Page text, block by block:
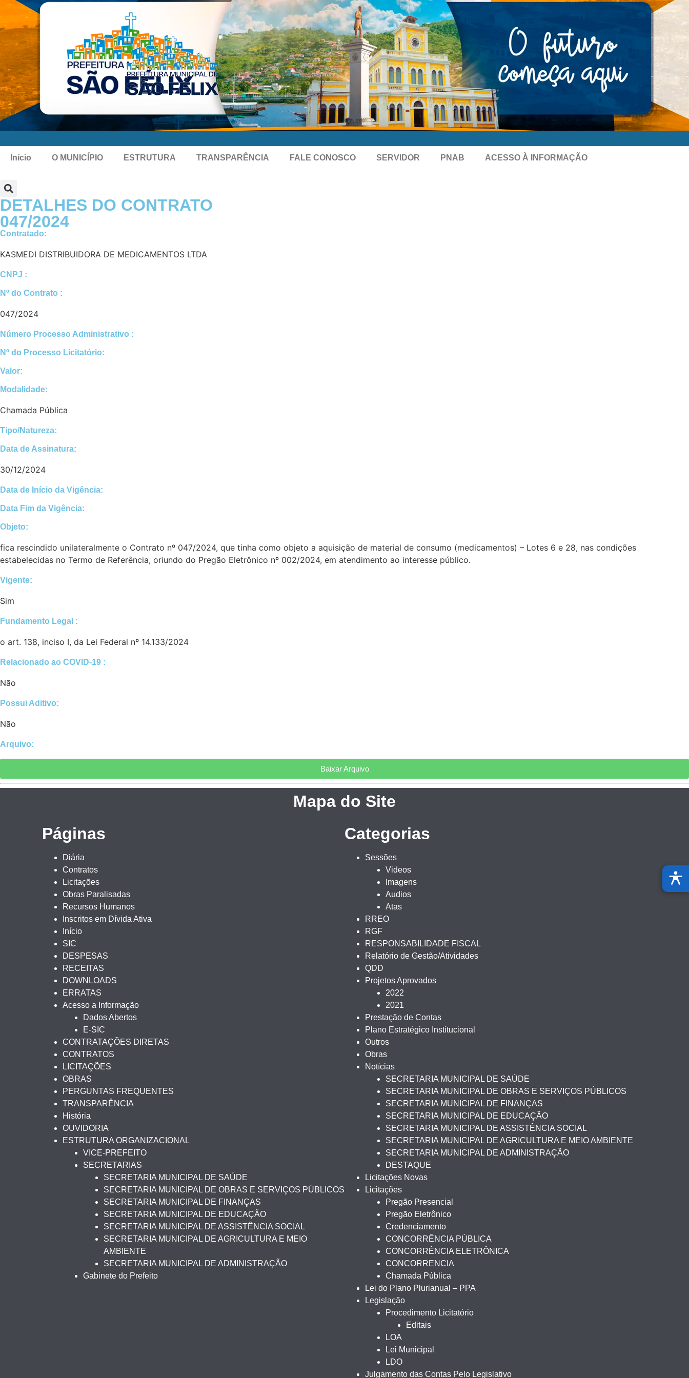
Início O MUNICÍPIO ESTRUTURA TRANSPARÊNCIA FALE CONOSCO SERVIDOR PNAB ACESSO À INFORMAÇÃO
DETALHES DO CONTRATO​
047/2024
Contratado:
KASMEDI DISTRIBUIDORA DE MEDICAMENTOS LTDA
CNPJ :
Nº do Contrato :
047/2024
Número Processo Administrativo :
Nº do Processo Licitatório:
Valor:
Modalidade:
Chamada Pública
Tipo/Natureza:
Data de Assinatura:
30/12/2024
Data de Início da Vigência:
Data Fim da Vigência:
Objeto:
fica rescindido unilateralmente o Contrato nº 047/2024, que tinha como objeto a aquisição de material de consumo (medicamentos) – Lotes 6 e 28, nas condições
estabelecidas no Termo de Referência, oriundo do Pregão Eletrônico nº 002/2024, em atendimento ao interesse público.
Vigente:
Sim
Fundamento Legal :​
o art. 138, inciso I, da Lei Federal nº 14.133/2024
Relacionado ao COVID-19 :​
Não
Possui Aditivo:​
Não
Arquivo:
Baixar Arquivo
Mapa do Site
Páginas
Diária
Contratos
Licitações
Obras Paralisadas
Recursos Humanos
Inscritos em Dívida Ativa
Início
SIC
DESPESAS
RECEITAS
DOWNLOADS
ERRATAS
Acesso a Informação
Dados Abertos
E-SIC
CONTRATAÇÕES DIRETAS
CONTRATOS
LICITAÇÕES
OBRAS
PERGUNTAS FREQUENTES
TRANSPARÊNCIA
História
OUVIDORIA
ESTRUTURA ORGANIZACIONAL
VICE-PREFEITO
SECRETARIAS
SECRETARIA MUNICIPAL DE SAÚDE
SECRETARIA MUNICIPAL DE OBRAS E SERVIÇOS PÚBLICOS
SECRETARIA MUNICIPAL DE FINANÇAS
SECRETARIA MUNICIPAL DE EDUCAÇÃO
SECRETARIA MUNICIPAL DE ASSISTÊNCIA SOCIAL
SECRETARIA MUNICIPAL DE AGRICULTURA E MEIO
AMBIENTE
SECRETARIA MUNICIPAL DE ADMINISTRAÇÃO
Gabinete do Prefeito
Categorias
Sessões
Videos
Imagens
Audios
Atas
RREO
RGF
RESPONSABILIDADE FISCAL
Relatório de Gestão/Atividades
QDD
Projetos Aprovados
2022
2021
Prestação de Contas
Plano Estratégico Institucional
Outros
Obras
Notícias
SECRETARIA MUNICIPAL DE SAÚDE
SECRETARIA MUNICIPAL DE OBRAS E SERVIÇOS PÚBLICOS
SECRETARIA MUNICIPAL DE FINANÇAS
SECRETARIA MUNICIPAL DE EDUCAÇÃO
SECRETARIA MUNICIPAL DE ASSISTÊNCIA SOCIAL
SECRETARIA MUNICIPAL DE AGRICULTURA E MEIO AMBIENTE
SECRETARIA MUNICIPAL DE ADMINISTRAÇÃO
DESTAQUE
Licitações Novas
Licitações
Pregão Presencial
Pregão Eletrônico
Credenciamento
CONCORRÊNCIA PÚBLICA
CONCORRÊNCIA ELETRÔNICA
CONCORRENCIA
Chamada Pública
Lei do Plano Plurianual – PPA
Legislação
Procedimento Licitatório
Editais
LOA
Lei Municipal
LDO
Julgamento das Contas Pelo Legislativo